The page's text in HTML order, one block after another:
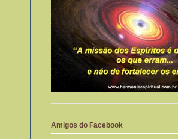
Amigos do Facebook